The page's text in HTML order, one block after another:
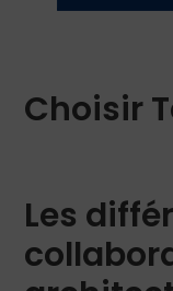
Choisir
Les